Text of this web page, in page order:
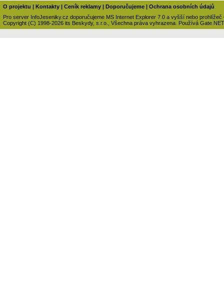
O projektu Kontakty Ceník reklamy Doporučujeme
Ochrana osobních údajů
Pro server InfoJeseniky.cz doporučujeme MS Internet Explorer 7.0 a vyšší nebo prohlížeč
Copyright (C) 1998-2026 its Beskydy, s.r.o., Všechna práva vyhrazena. Používá